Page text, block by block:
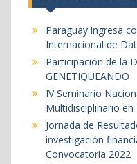
Paraguay ingresa
Internacional de
Participación de la
GENETIQUEANDO
IV Seminario
Multidisciplinario
Jornada de
investigación
Convocatoria 2022